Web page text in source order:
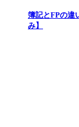
簿記とFPの違
み】